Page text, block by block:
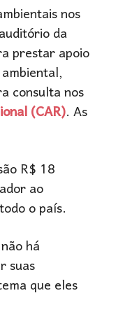
nos
da
prestar apoio
consulta nos
(CAR). As
R$ 18
ao
o país.
há
suas
que eles